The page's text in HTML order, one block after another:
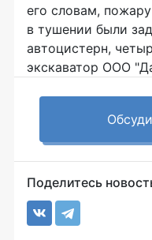
его словам,
в тушении были
автоцистерн,
экскаватор ООО
Поделитесь